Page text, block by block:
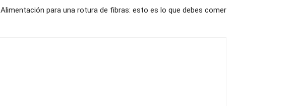
Alimentación para una rotura de fibras: esto es lo que debes comer